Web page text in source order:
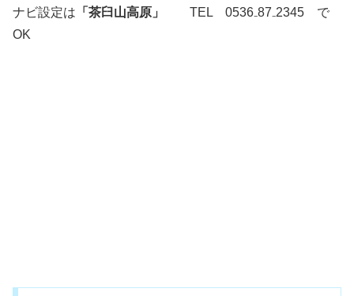
ナビ設定は 「茶臼山高原」
TEL 0536₋87₋2345 で
OK